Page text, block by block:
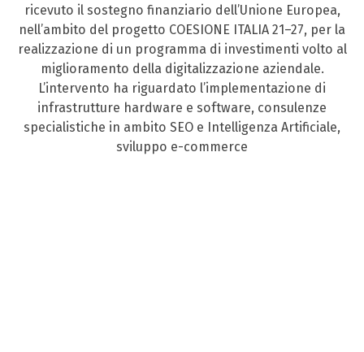
ricevuto il sostegno finanziario dell’Unione Europea,
nell’ambito del progetto COESIONE ITALIA 21–27, per la
realizzazione di un programma di investimenti volto al
miglioramento della digitalizzazione aziendale.
L’intervento ha riguardato l’implementazione di
infrastrutture hardware e software, consulenze
specialistiche in ambito SEO e Intelligenza Artificiale,
sviluppo e-commerce